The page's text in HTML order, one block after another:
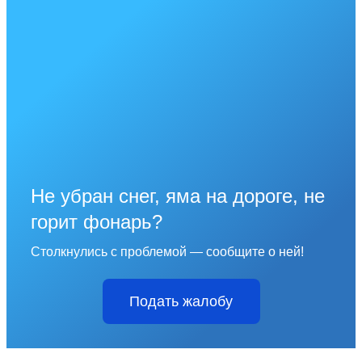
Не убран снег, яма на дороге, не
горит фонарь?
Столкнулись с проблемой — сообщите о ней!
Подать жалобу